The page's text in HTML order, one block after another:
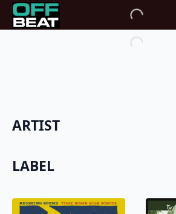
ARTIST
LABEL